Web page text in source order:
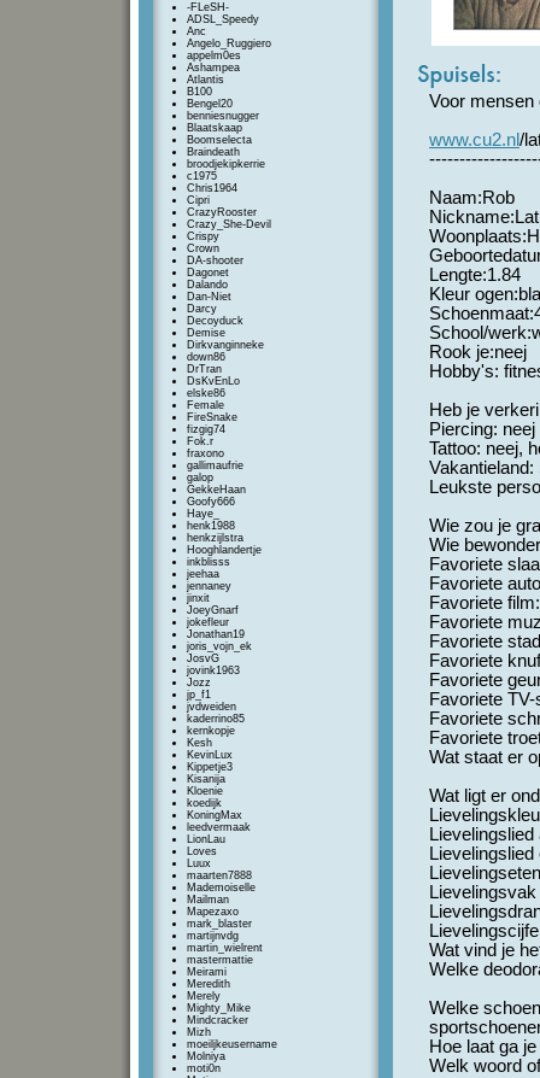
-FLeSH-
ADSL_Speedy
Anc
Angelo_Ruggiero
appelm0es
Ashampea
Atlantis
B100
Bengel20
benniesnugger
Blaatskaap
Boomselecta
Braindeath
broodjekipkerrie
c1975
Chris1964
Cipri
CrazyRooster
Crazy_She-Devil
Crispy
Crown
DA-shooter
Dagonet
Dalando
Dan-Niet
Darcy
Decoyduck
Demise
Dirkvanginneke
down86
DrTran
DsKvEnLo
elske86
Female
FireSnake
fizgig74
Fok.r
fraxono
gallimaufrie
galop
GekkeHaan
Goofy666
Haye_
henk1988
henkzijlstra
Hooghlandertje
inkblisss
jeehaa
jennaney
jinxit
JoeyGnarf
jokefleur
Jonathan19
joris_vojn_ek
JosvG
jovink1963
Jozz
jp_f1
jvdweiden
kaderrino85
kernkopje
Kesh
KevinLux
Kippetje3
Kisanija
Kloenie
koedijk
KoningMax
leedvermaak
LionLau
Loves
Luux
maarten7888
Mademoiselle
Mailman
Mapezaxo
mark_blaster
martijnvdg
martin_wielrent
mastermattie
Meirami
Meredith
Merely
Mighty_Mike
Mindcracker
Mizh
moeiljkeusername
Molniya
moti0n
Voor mensen
www.cu2.nl/
Naam:Rob
Lengte:1.84
Kleur
School/
Rook je:neej
Hobby's:
Heb je
Piercing: neej
Tattoo: neej,
Vakantieland:
Leukste
Wie zou je
Wie
Favoriete
Favoriete
Favoriete
Favoriete
Favoriete
Favoriete
Favoriete
Favoriete
Favoriete
Favoriete
Wat staat er
Wat ligt er
Wat vind je
Welke
Welke
Hoe laat ga
Welk woord